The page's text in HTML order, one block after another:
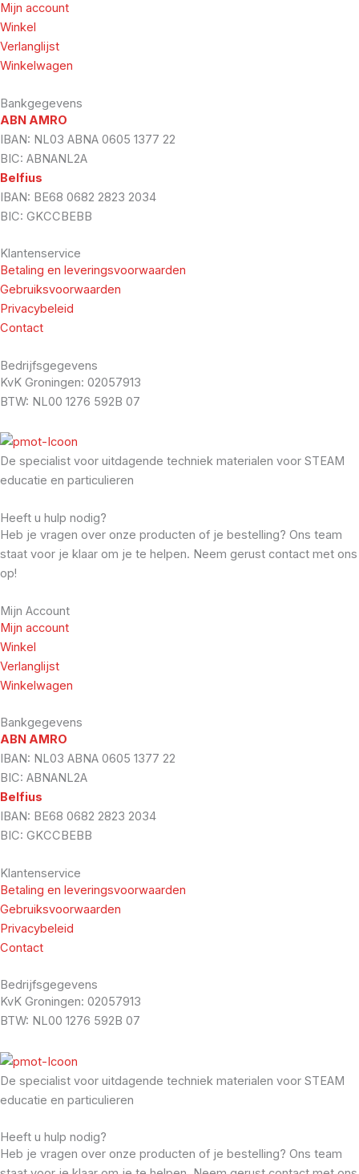
Mijn account
Winkel
Verlanglijst
Winkelwagen
Bankgegevens
ABN AMRO
IBAN: NL03 ABNA 0605 1377 22
BIC: ABNANL2A
Belfius
IBAN: BE68 0682 2823 2034
BIC: GKCCBEBB
Klantenservice
Betaling en leveringsvoorwaarden
Gebruiksvoorwaarden
Privacybeleid
Contact
Bedrijfsgegevens
KvK Groningen: 02057913
BTW: NL00 1276 592B 07
De specialist voor uitdagende techniek materialen voor STEAM
educatie en particulieren
Heeft u hulp nodig?
Heb je vragen over onze producten of je bestelling? Ons team
staat voor je klaar om je te helpen. Neem gerust contact met ons
op!
Mijn Account
Mijn account
Winkel
Verlanglijst
Winkelwagen
Bankgegevens
ABN AMRO
IBAN: NL03 ABNA 0605 1377 22
BIC: ABNANL2A
Belfius
IBAN: BE68 0682 2823 2034
BIC: GKCCBEBB
Klantenservice
Betaling en leveringsvoorwaarden
Gebruiksvoorwaarden
Privacybeleid
Contact
Bedrijfsgegevens
KvK Groningen: 02057913
BTW: NL00 1276 592B 07
De specialist voor uitdagende techniek materialen voor STEAM
educatie en particulieren
Heeft u hulp nodig?
Heb je vragen over onze producten of je bestelling? Ons team